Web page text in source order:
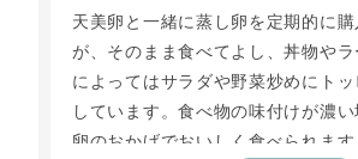
天美卵と一緒に蒸し卵を定期的に
が、そのまま食べてよし、丼物や
によってはサラダや野菜炒めにト
しています。食べ物の味付けが濃
卵のおかげでおいしく食べられま